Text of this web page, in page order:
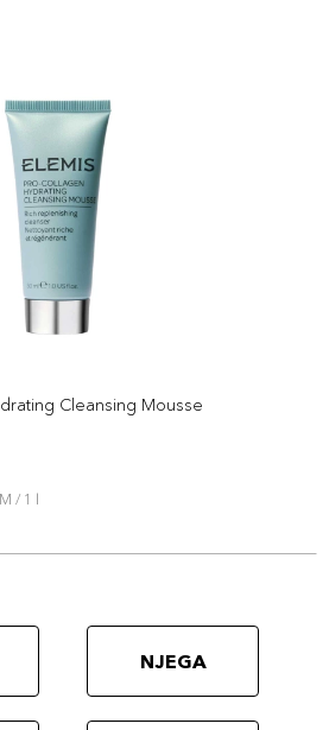
Cleansing Mousse
/ 1 l
NJEGA